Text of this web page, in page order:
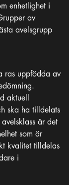
enhetlighet i
av
avelsgrupp
ras uppfödda av
aktuell
ska ha tilldelats
är det
som är
kvalitet tilldelas
i